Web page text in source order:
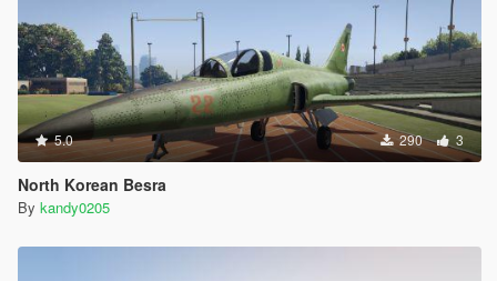
5.0 290 3
North Korean Besra
By kandy0205